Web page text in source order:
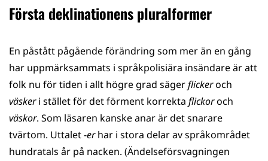
Första deklinationens pluralformer
En påstått pågående förändring som mer än en gång
har uppmärksammats i språkpolisiära insändare är att
folk nu för tiden i allt högre grad sägerflickeroch
väskeri stället för det förment korrekta flickoroch
väskor. Som läsaren kanske anar är det snarare
tvärtom. Uttalet -erhar i stora delar av språkområdet
hundratals år på nacken. (Ändelseförsvagningen